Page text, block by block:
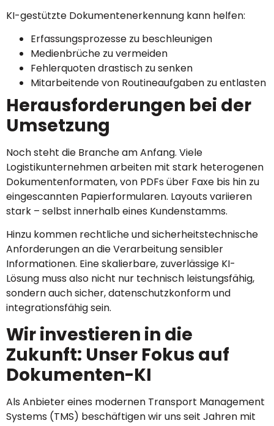
KI-gestützte Dokumentenerkennung kann helfen:
Erfassungsprozesse zu beschleunigen
Medienbrüche zu vermeiden
Fehlerquoten drastisch zu senken
Mitarbeitende von Routineaufgaben zu entlasten
Herausforderungen bei der
Umsetzung
Noch steht die Branche am Anfang. Viele
Logistikunternehmen arbeiten mit stark heterogenen
Dokumentenformaten, von PDFs über Faxe bis hin zu
eingescannten Papierformularen. Layouts variieren
stark – selbst innerhalb eines Kundenstamms.
Hinzu kommen rechtliche und sicherheitstechnische
Anforderungen an die Verarbeitung sensibler
Informationen. Eine skalierbare, zuverlässige KI-
Lösung muss also nicht nur technisch leistungsfähig,
sondern auch sicher, datenschutzkonform und
integrationsfähig sein.
Wir investieren in die
Zukunft: Unser Fokus auf
Dokumenten-KI
Als Anbieter eines modernen Transport Management
Systems (TMS) beschäftigen wir uns seit Jahren mit